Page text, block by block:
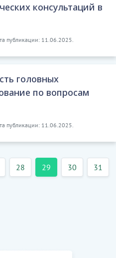
консультаций в
публикации: 11.06.2025.
головных
по вопросам
публикации: 11.06.2025.
28 29 30 31